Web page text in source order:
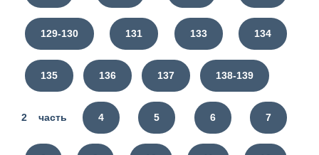
129-130 131 133 134
135 136 137 138-139
2 часть 4 5 6 7